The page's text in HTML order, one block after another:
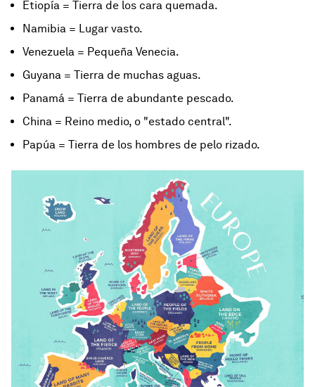
Etiopía = Tierra de los cara quemada.
Namibia = Lugar vasto.
Venezuela = Pequeña Venecia.
Guyana = Tierra de muchas aguas.
Panamá = Tierra de abundante pescado.
China = Reino medio, o "estado central".
Papúa = Tierra de los hombres de pelo rizado.